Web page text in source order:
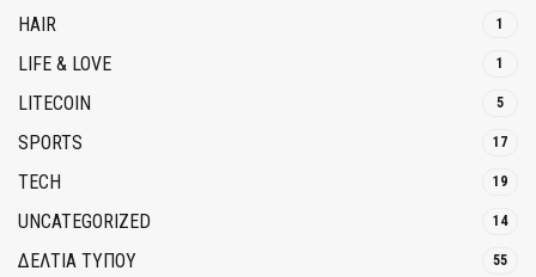
HAIR 1
LIFE & LOVE 1
LITECOIN 5
SPORTS 17
TECH 19
UNCATEGORIZED 14
ΔΕΛΤΙΑ ΤΥΠΟΥ 55